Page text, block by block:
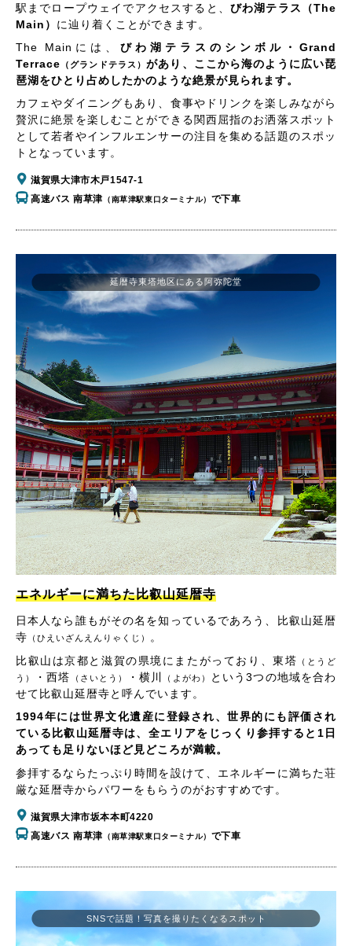
駅までロープウェイでアクセスすると、 びわ湖テラス（The
Main） に辿り着くことができます。
The Mainには、 びわ湖テラスのシンボル・Grand
Terrace （グランドテラス）があり、ここから海のように広い琵
琶湖をひとり占めしたかのような絶景が見られます。
カフェやダイニングもあり、食事やドリンクを楽しみながら
贅沢に絶景を楽しむことができる関西屈指のお洒落スポット
として若者やインフルエンサーの注目を集める話題のスポッ
トとなっています。
滋賀県大津市木戸1547-1
高速バス 南草津 （南草津駅東口ターミナル） で下車
延暦寺東塔地区にある阿弥陀堂
エネルギーに満ちた比叡山延暦寺
日本人なら誰もがその名を知っているであろう、比叡山延暦
寺 （ひえいざんえんりゃくじ） 。
比叡山は京都と滋賀の県境にまたがっており、東塔
（とうど
う）
・西塔 （さいとう） ・横川 （よがわ）
という3つの地域を合わ
せて比叡山延暦寺と呼んでいます。
1994年には世界文化遺産に登録され、世界的にも評価され
ている比叡山延暦寺は、全エリアをじっくり参拝すると1日
あっても足りないほど見どころが満載。
参拝するならたっぷり時間を設けて、エネルギーに満ちた荘
厳な延暦寺からパワーをもらうのがおすすめです。
滋賀県大津市坂本本町4220
高速バス 南草津 （南草津駅東口ターミナル） で下車
SNSで話題！写真を撮りたくなるスポット